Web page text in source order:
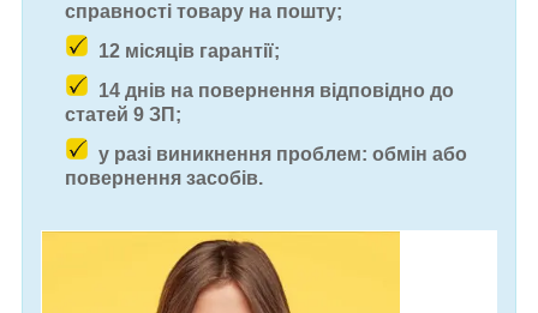
справності товару на пошту;
12 місяців гарантії;
14 днів на повернення відповідно до
статей 9 ЗП;
у разі виникнення проблем: обмін або
повернення засобів.